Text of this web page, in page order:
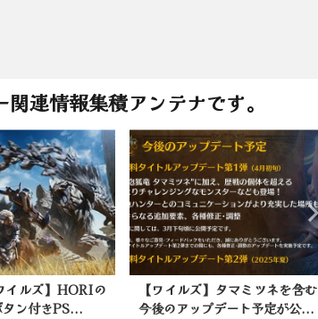
連情報集積アンテナです。
タマミツネを含む
ート予定が公...
【モンハンワイルズ】カプコン
が法的措置へ